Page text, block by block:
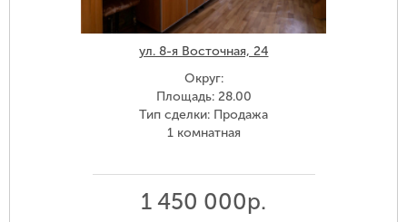
ул. 8-я Восточная, 24
Округ:
Площадь: 28.00
Тип сделки: Продажа
1 комнатная
1 450 000р.